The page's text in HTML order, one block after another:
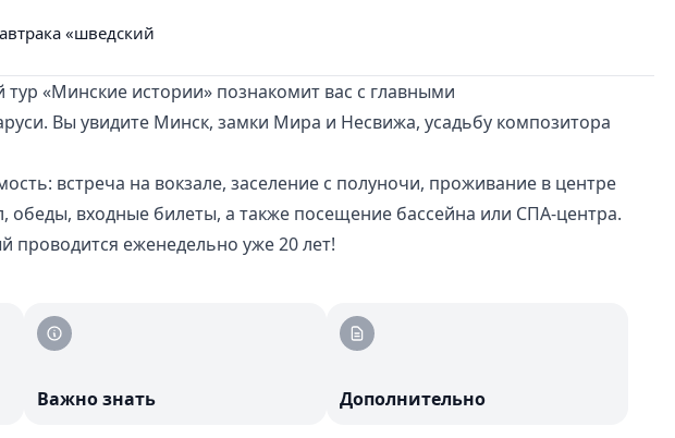
«шведский
«Минские истории» познакомит вас с главными
Вы увидите Минск, замки Мира и Несвижа, усадьбу композитора
встреча на вокзале, заселение с полуночи, проживание в центре
обеды, входные билеты, а также посещение бассейна или СПА-центра.
проводится еженедельно уже 20 лет!
Важно знать Дополнительно